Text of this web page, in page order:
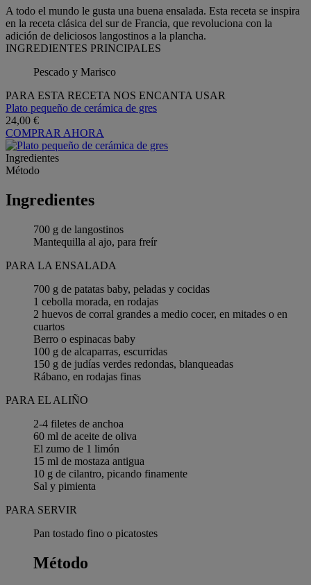
A todo el mundo le gusta una buena ensalada. Esta receta se inspira
en la receta clásica del sur de Francia, que revoluciona con la
adición de deliciosos langostinos a la plancha.
INGREDIENTES PRINCIPALES
Pescado y Marisco
PARA ESTA RECETA NOS ENCANTA USAR
Plato pequeño de cerámica de gres
24,00 €
COMPRAR AHORA
Ingredientes
Método
Ingredientes
700 g de langostinos
Mantequilla al ajo, para freír
PARA LA ENSALADA
700 g de patatas baby, peladas y cocidas
1 cebolla morada, en rodajas
2 huevos de corral grandes a medio cocer, en mitades o en
cuartos
Berro o espinacas baby
100 g de alcaparras, escurridas
150 g de judías verdes redondas, blanqueadas
Rábano, en rodajas finas
PARA EL ALIÑO
2-4 filetes de anchoa
60 ml de aceite de oliva
El zumo de 1 limón
15 ml de mostaza antigua
10 g de cilantro, picando finamente
Sal y pimienta
PARA SERVIR
Pan tostado fino o picatostes
Método